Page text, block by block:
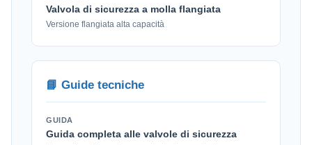
Valvola di sicurezza a molla flangiata
Versione flangiata alta capacità
📘 Guide tecniche
GUIDA
Guida completa alle valvole di sicurezza